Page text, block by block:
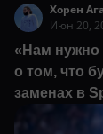
Хорен
Июн 20,
«Нам нужно
о том, что
заменах в